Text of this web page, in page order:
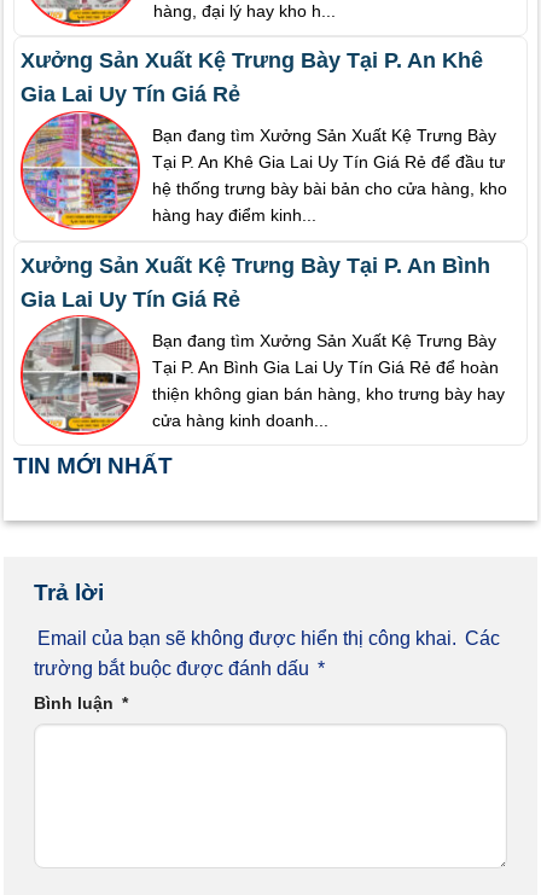
hàng, đại lý hay kho h...
Xưởng Sản Xuất Kệ Trưng Bày Tại P. An Khê
Gia Lai Uy Tín Giá Rẻ
Bạn đang tìm Xưởng Sản Xuất Kệ Trưng Bày
Tại P. An Khê Gia Lai Uy Tín Giá Rẻ để đầu tư
hệ thống trưng bày bài bản cho cửa hàng, kho
hàng hay điểm kinh...
Xưởng Sản Xuất Kệ Trưng Bày Tại P. An Bình
Gia Lai Uy Tín Giá Rẻ
Bạn đang tìm Xưởng Sản Xuất Kệ Trưng Bày
Tại P. An Bình Gia Lai Uy Tín Giá Rẻ để hoàn
thiện không gian bán hàng, kho trưng bày hay
cửa hàng kinh doanh...
TIN MỚI NHẤT
Trả lời
Email của bạn sẽ không được hiển thị công khai. Các
trường bắt buộc được đánh dấu *
Bình luận *